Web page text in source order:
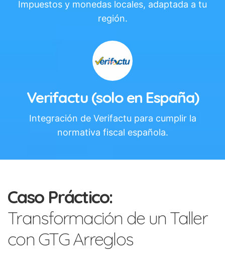
Impuestos y monedas locales, adaptada a tu
región.
Verifactu (solo en España)
Integración de Verifactu para cumplir la
normativa fiscal española.
Caso Práctico:
Transformación de un Taller
con GTG Arreglos